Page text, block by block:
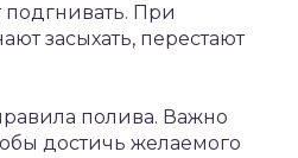
При
засыхать, перестают
полива. Важно
достичь желаемого